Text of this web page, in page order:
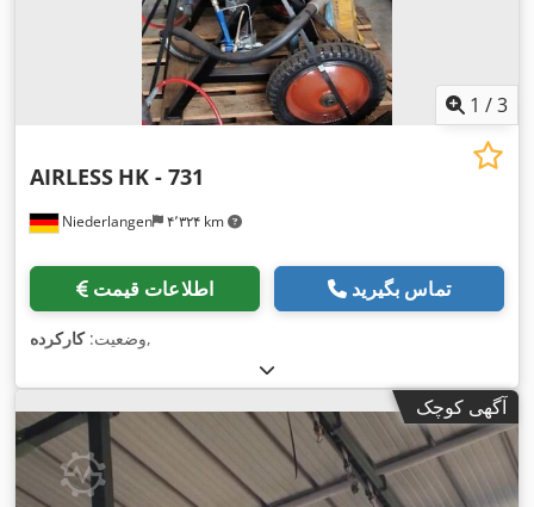
1 /3
Niederlangen ۴٬۳۲۴ km
AIRLESS HK - 731
اطلاعات قیمت تماس بگیرید
وضعیت:کارکرده ,
آگهی کوچک